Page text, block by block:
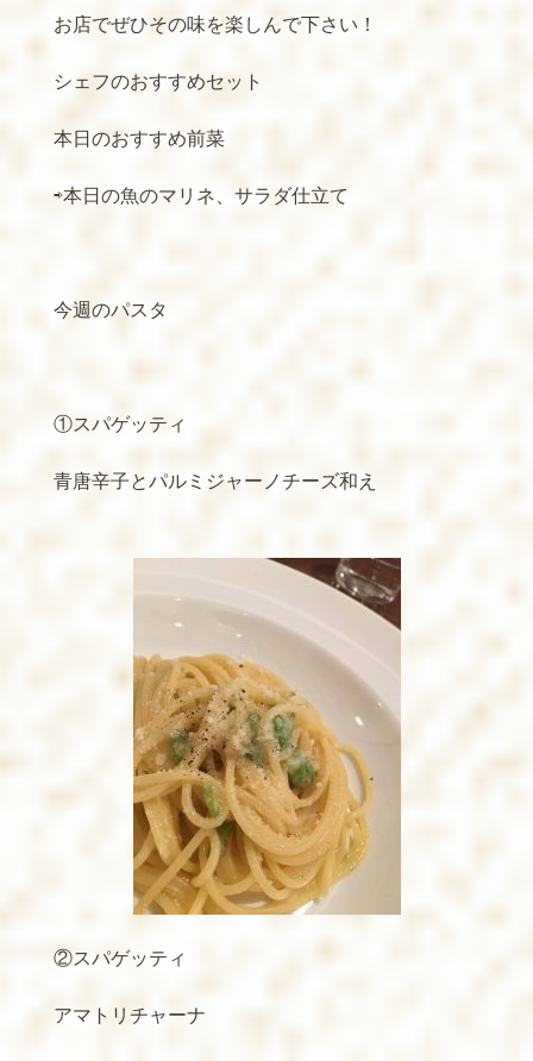
お店でぜひその味を楽しんで下さい！
シェフのおすすめセット
本日のおすすめ前菜
⇨本日の魚のマリネ、サラダ仕立て
今週のパスタ
①スパゲッティ
青唐辛子とパルミジャーノチーズ和え
②スパゲッティ
アマトリチャーナ